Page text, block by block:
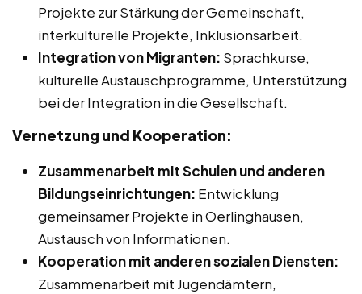
Projekte zur Stärkung der Gemeinschaft,
interkulturelle Projekte, Inklusionsarbeit.
Integration von Migranten: Sprachkurse,
kulturelle Austauschprogramme, Unterstützung
bei der Integration in die Gesellschaft.
Vernetzung und Kooperation:
Zusammenarbeit mit Schulen und anderen
Bildungseinrichtungen: Entwicklung
gemeinsamer Projekte in Oerlinghausen,
Austausch von Informationen.
Kooperation mit anderen sozialen Diensten:
Zusammenarbeit mit Jugendämtern,